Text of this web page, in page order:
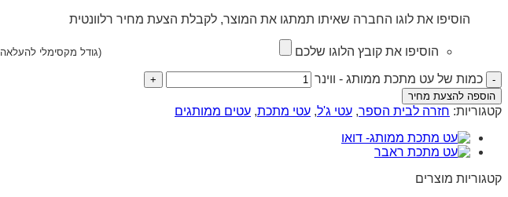
הוסיפו את לוגו החברה שאיתו תמתגו את המוצר, לקבלת הצעת מחיר רלוונטית
הוסיפו את קובץ הלוגו שלכם (גודל מקסימלי להעלאה 24 MB)
כמות של עט מתכת ממותג - ווינר
הוספה להצעת מחיר
קטגוריות: חזרה לבית הספר, עטי ג'ל, עטי מתכת, עטים ממותגים
קטגוריות מוצרים